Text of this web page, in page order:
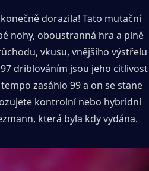
dorazila! Tato mutační
nohy, oboustranná hra a plně
vkusu, vnějšího výstřelu
driblováním jsou jeho citlivost
zasáhlo 99 a on se stane
kontrolní nebo hybridní
která byla kdy vydána.